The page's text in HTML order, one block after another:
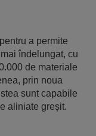
a permite
îndelungat, cu
de materiale
prin noua
sunt capabile
aliniate greșit.